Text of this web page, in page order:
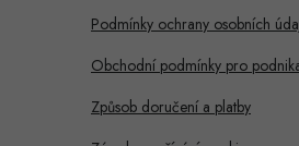
Podmínky ochrany osobních
Obchodní podmínky pro
Způsob doručení a platby